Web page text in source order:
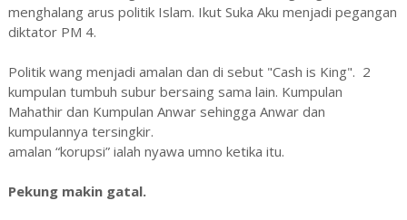
menghalang arus politik Islam. Ikut Suka Aku menjadi pegangan
diktator PM 4.
Politik wang menjadi amalan dan di sebut "Cash is King". 2
kumpulan tumbuh subur bersaing sama lain. Kumpulan
Mahathir dan Kumpulan Anwar sehingga Anwar dan
kumpulannya tersingkir.
amalan “korupsi” ialah nyawa umno ketika itu.
Pekung makin gatal.